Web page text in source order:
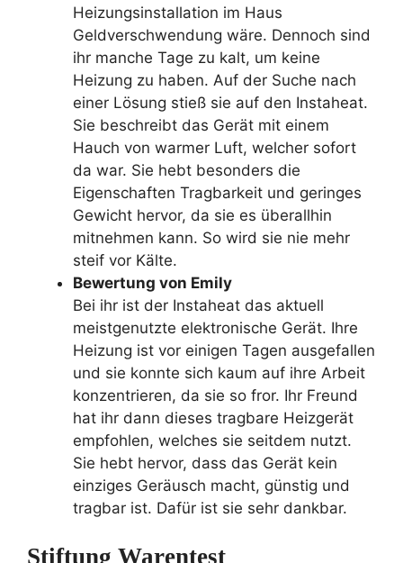
Heizungsinstallation im Haus
Geldverschwendung wäre. Dennoch sind
ihr manche Tage zu kalt, um keine
Heizung zu haben. Auf der Suche nach
einer Lösung stieß sie auf den Instaheat.
Sie beschreibt das Gerät mit einem
Hauch von warmer Luft, welcher sofort
da war. Sie hebt besonders die
Eigenschaften Tragbarkeit und geringes
Gewicht hervor, da sie es überallhin
mitnehmen kann. So wird sie nie mehr
steif vor Kälte.
Bewertung von Emily
Bei ihr ist der Instaheat das aktuell
meistgenutzte elektronische Gerät. Ihre
Heizung ist vor einigen Tagen ausgefallen
und sie konnte sich kaum auf ihre Arbeit
konzentrieren, da sie so fror. Ihr Freund
hat ihr dann dieses tragbare Heizgerät
empfohlen, welches sie seitdem nutzt.
Sie hebt hervor, dass das Gerät kein
einziges Geräusch macht, günstig und
tragbar ist. Dafür ist sie sehr dankbar.
Stiftung Warentest